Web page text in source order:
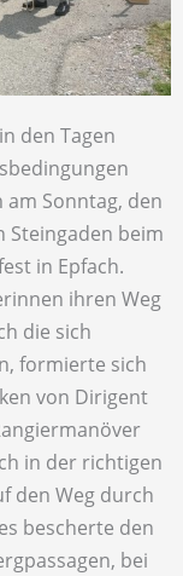
den Tagen
Sonntag, den
Steingaden beim
in Epfach.
ihren Weg
die sich
formierte sich
von Dirigent
in der richtigen
den Weg durch
bescherte den
bei